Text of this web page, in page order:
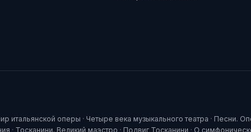
итальянской оперы · Четыре века музыкального театра · Песни.
· Тосканини. Великий маэстро · Подвиг Тосканини · О